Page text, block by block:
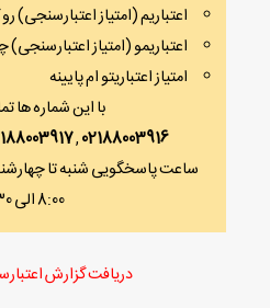
اعتباریم (امتیاز اعتبارسنجی)
اعتباریمو (امتیاز
امتیاز اعتباریتو ام پایینه
با این شماره ها
02188003916
,
8:00 الی 12:30
دریافت گزارش